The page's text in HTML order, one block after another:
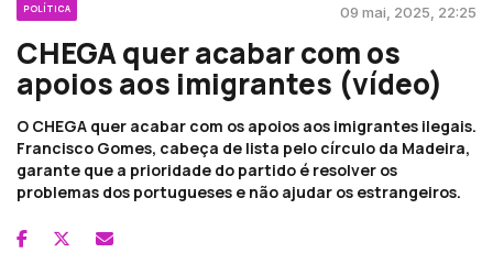
POLÍTICA 09 mai, 2025, 22:25
CHEGA quer acabar com os
apoios aos imigrantes (vídeo)
O CHEGA quer acabar com os apoios aos imigrantes ilegais.
Francisco Gomes, cabeça de lista pelo círculo da Madeira,
garante que a prioridade do partido é resolver os
problemas dos portugueses e não ajudar os estrangeiros.